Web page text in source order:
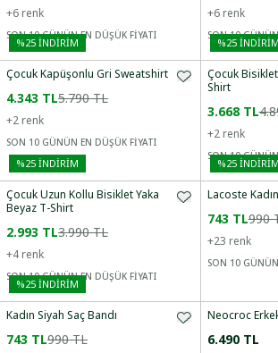
+6 renk
SON 10 GÜNÜN EN DÜŞÜK FİYATI
+6 renk
SON 10
%25 İNDİRİM
Çocuk Kapüşonlu Gri Sweatshirt
4.343 TL5.790 TL
+2 renk
SON 10 GÜNÜN EN DÜŞÜK FİYATI
%25İNDİRİM
Çocuk Bisiklet
Shirt
3.668 TL
+2 renk
SON 10
%25 İNDİRİM
Çocuk Uzun Kollu Bisiklet Yaka
Beyaz T-Shirt
2.993 TL3.990 TL
+4 renk
SON 10 GÜNÜN EN DÜŞÜK FİYATI
%25İNDİRİM
Lacoste
743 TL990
+23 renk
SON 10
%25 İNDİRİM
Kadın Siyah Saç Bandı
743 TL990 TL
Neocroc
6.490 TL